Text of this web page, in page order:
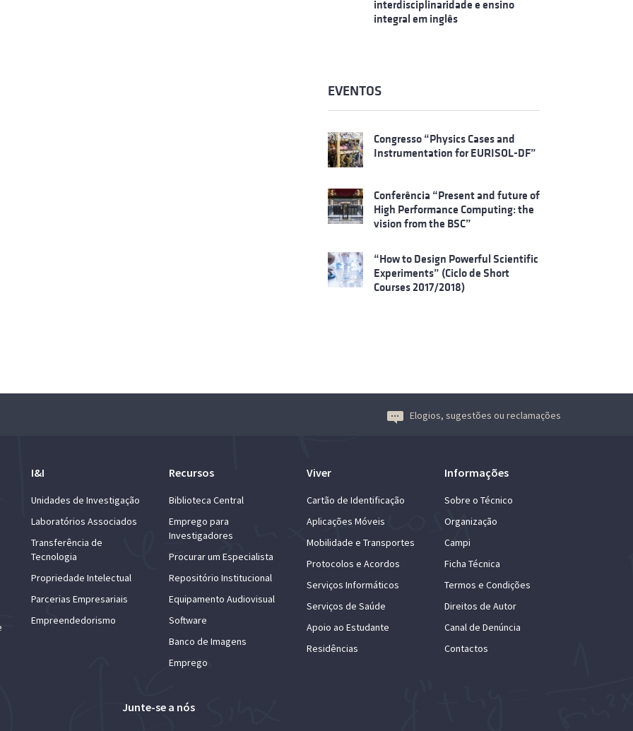
interdisciplinaridade e ensino
integral em inglês
EVENTOS
Congresso “Physics Cases and
Instrumentation for EURISOL-DF”
Conferência “Present and future of
High Performance Computing: the
vision from the BSC”
“How to Design Powerful Scientific
Experiments” (Ciclo de Short
Courses 2017/2018)
Elogios, sugestões ou reclamações
I&I
Unidades de Investigação
Laboratórios Associados
Transferência de
Tecnologia
Propriedade Intelectual
Parcerias Empresariais
Empreendedorismo
Recursos
Biblioteca Central
Emprego para
Investigadores
Procurar um Especialista
Repositório Institucional
Equipamento Audiovisual
Software
Banco de Imagens
Emprego
Viver
Cartão de Identificação
Aplicações Móveis
Mobilidade e Transportes
Protocolos e Acordos
Serviços Informáticos
Serviços de Saúde
Apoio ao Estudante
Residências
Informações
Sobre o Técnico
Organização
Campi
Ficha Técnica
Termos e Condições
Direitos de Autor
Canal de Denúncia
Contactos
Junte-se a nós